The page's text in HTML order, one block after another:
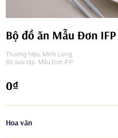
Bộ đồ ăn Mẫu Đơn
Thương hiệu: Minh Long
Bộ sưu tập: Mẫu Đơn IFP
0₫
Hoa văn